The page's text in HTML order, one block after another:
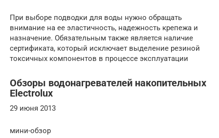
При выборе подводки для воды нужно обращать
внимание на ее эластичность, надежность крепежа и
назначение. Обязательным также является наличие
сертификата, который исключает выделение резиной
токсичных компонентов в процессе эксплуатации
Обзоры водонагревателей накопительных
Electrolux
29 июня 2013
мини-обзор